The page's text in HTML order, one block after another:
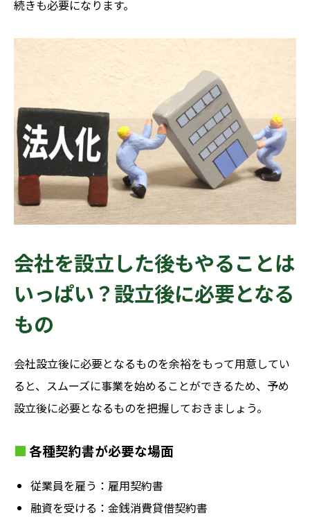
続きも必要になります。
会社を設立した後もやることは
いっぱい？設立後に必要となる
もの
会社設立後に必要となるものを余裕をもって用意してい
ると、スムーズに事業を始めることができるため、予め
設立後に必要となるものを把握しておきましょう。
各種契約書が必要な場面
従業員を雇う：雇用契約書
融資を受ける：金銭消費貸借契約書